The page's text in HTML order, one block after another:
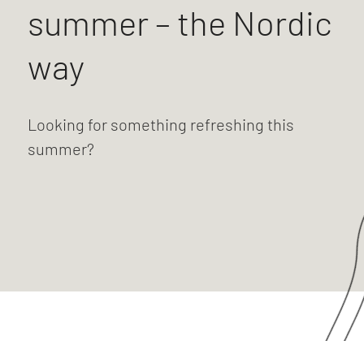
summer – the Nordic
way
Looking for something refreshing this
summer?